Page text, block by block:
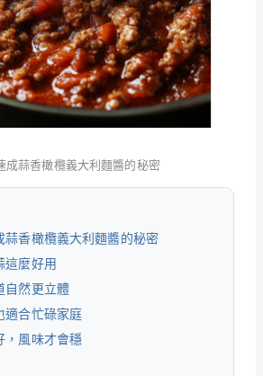
成蒜香橄欖義大利麵醬的秘密
蒜香橄欖義大利麵醬的秘密
這麼好用
自然更立體
適合忙碌家庭
，風味才會穩